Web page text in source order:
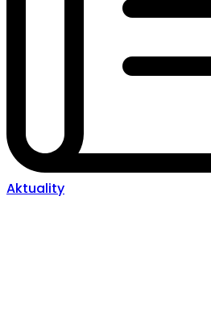
Aktuality